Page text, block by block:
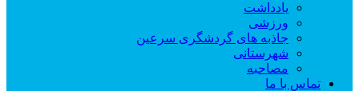
یادداشت
ورزشی
جاذبه های گردشگری سرعین
شهرستانی
مصاحبه
تماس با ما